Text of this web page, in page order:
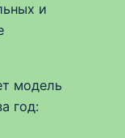
и
модель
год: